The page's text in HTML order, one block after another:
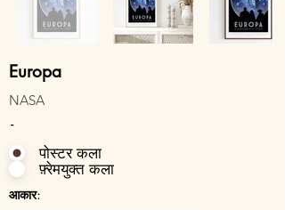
Europa
NASA
-
पोस्टर कला
फ़्रेमयुक्त कला
आकार: